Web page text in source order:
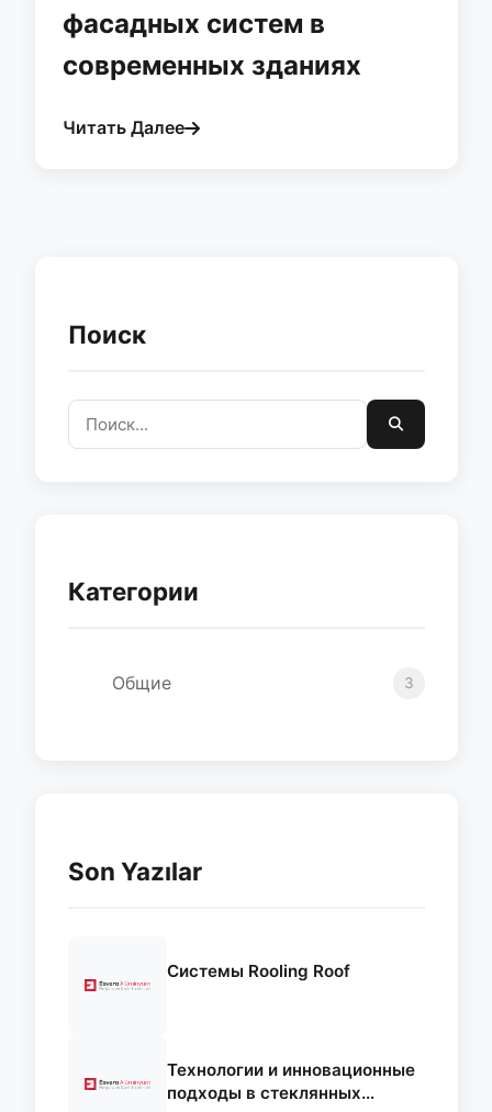
фасадных систем в
современных зданиях
Читать Далее
Поиск
Категории
Общие 3
Son Yazılar
Системы Rooling Roof
Технологии и инновационные
подходы в стеклянных